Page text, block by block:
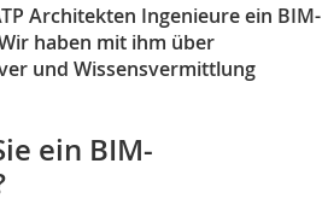
Architekten Ingenieure ein BIM-
haben mit ihm über
und Wissensvermittlung
ein BIM-